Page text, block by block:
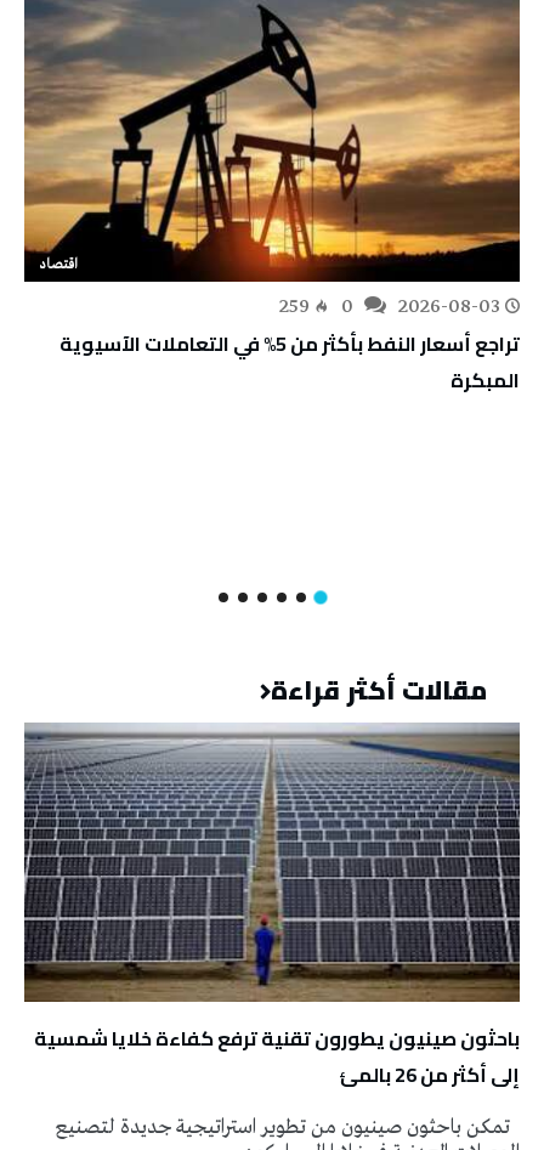
اقتصاد
2026-08-03
259
تراجع أسعار النفط بأكثر من 5% في التعاملات الآسيوية
المبكرة
مقالات أكثر قراءة
باحثون صينيون يطورون تقنية ترفع كفاءة خلايا شمسية
إلى أكثر من 26 بالمئ
تمكن باحثون صينيون من تطوير استراتيجية جديدة لتصنيع